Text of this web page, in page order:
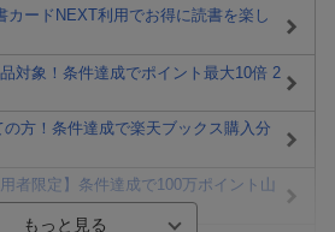
カードNEXT利用でお得に読書を楽し
対象！条件達成でポイント最大10倍 2
の方！条件達成で楽天ブックス購入分
者限定】条件達成で100万ポイント山